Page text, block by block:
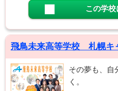
この学校
飛鳥未来高等学校 札幌キ
その夢も、自
く。